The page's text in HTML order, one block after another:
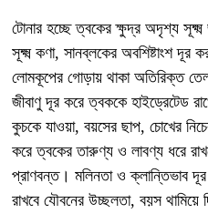
টোনার হচ্ছে ত্বকের ক্ষুদ্র অদৃশ্য
সূক্ষ্ম কণা, সানব্লকের অবশিষ্টাংশ দূর
লোমকূপের গোড়ায় থাকা অতিরিক্ত
জীবাণু দূর করে ত্বককে হাইড্রেটেড
কুচকে যাওয়া, বয়সের ছাপ, চোখের
করে ত্বকের তারুণ্য ও লাবণ্য ধরে
প্রাণবন্ত। মলিনতা ও ক্লান্তিভাব
রাখবে যৌবনের উচ্ছলতা, বয়স থামিয়ে